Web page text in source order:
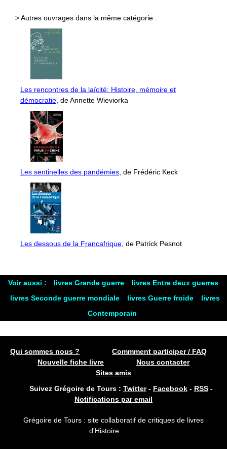
> Autres ouvrages dans la même catégorie :
Les rencontres de la laïcité: Histoire, mémoire et
démocratie , de Annette Wieviorka
Les sentinelles des pandémies , de Frédéric Keck
Les dessous de la Francafrique , de Patrick Pesnot
Voir aussi : livres Grande guerre
livres Entre deux guerres
livres Seconde guerre mondiale
livres Guerre froide
livres
Contemporain
Qui sommes nous ?
Commment participer / FAQ
Nouvelle fiche livre
Nous contacter
Sites amis
Suivez Grégoire de Tours : Twitter- Facebook - RSS -
Notifications par email
Grégoire de Tours : site collaboratif de critiques de livres
d'Histoire.